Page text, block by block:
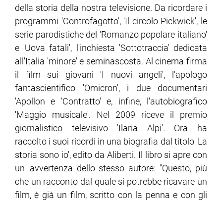
della storia della nostra televisione. Da ricordare i
programmi 'Controfagotto', 'Il circolo Pickwick', le
serie parodistiche del 'Romanzo popolare italiano'
e 'Uova fatali', l'inchiesta 'Sottotraccia' dedicata
all'Italia 'minore' e seminascosta. Al cinema firma
il film sui giovani 'I nuovi angeli', l'apologo
fantascientifico 'Omicron', i due documentari
'Apollon e 'Contratto' e, infine, l'autobiografico
'Maggio musicale'. Nel 2009 riceve il premio
giornalistico televisivo 'Ilaria Alpi'. Ora ha
raccolto i suoi ricordi in una biografia dal titolo 'La
storia sono io', edito da Aliberti. Il libro si apre con
un' avvertenza dello stesso autore: "Questo, più
che un racconto dal quale si potrebbe ricavare un
film, è già un film, scritto con la penna e con gli